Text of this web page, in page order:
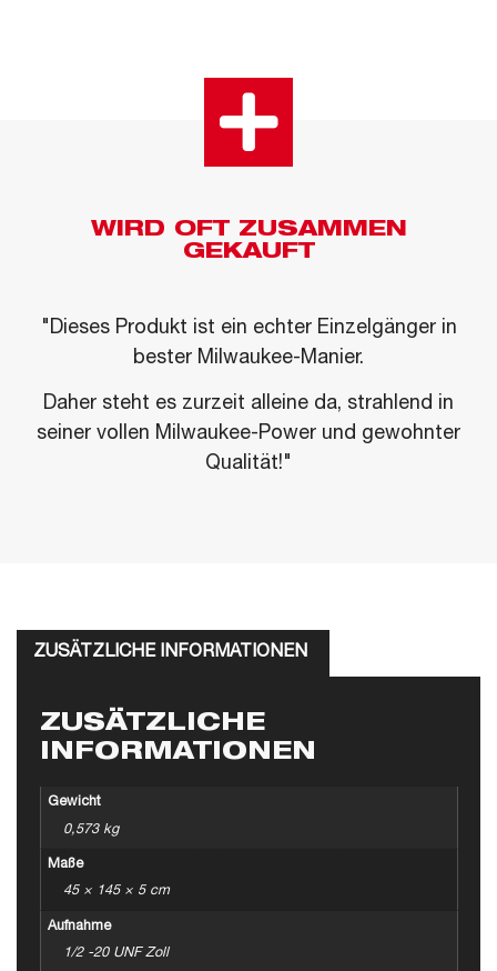
WIRD OFT ZUSAMMEN
GEKAUFT
"Dieses Produkt ist ein echter Einzelgänger in
bester Milwaukee-Manier.
Daher steht es zurzeit alleine da, strahlend in
seiner vollen Milwaukee-Power und gewohnter
Qualität!"
ZUSÄTZLICHE INFORMATIONEN
ZUSÄTZLICHE
INFORMATIONEN
Gewicht
0,573 kg
Maße
45 × 145 × 5 cm
Aufnahme
1/2 -20 UNF Zoll